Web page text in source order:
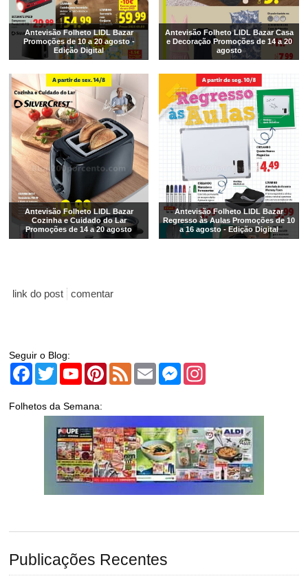
Antevisão Folheto LIDL Bazar
Promoções de 10 a 20 agosto -
Edição Digital
Antevisão Folheto LIDL Bazar Casa
e Decoração Promoções de 14 a 20
agosto
Antevisão Folheto LIDL Bazar
Cozinha e Cuidado do Lar
Promoções de 14 a 20 agosto
Antevisão Folheto LIDL Bazar
Regresso às Aulas Promoções de 10
a 16 agosto - Edição Digital
link do post comentar
Seguir o Blog:
Facebook
TwitterYouTubePinterest
Feed Email Messenger
Folhetos da Semana:
Publicações Recentes